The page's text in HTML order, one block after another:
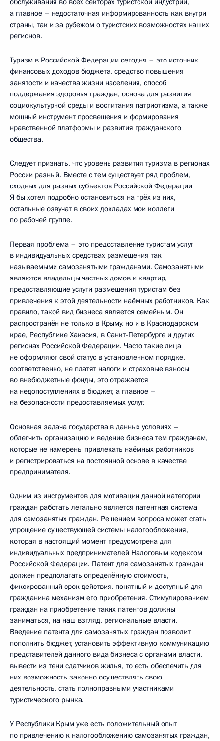
обслуживания во всех секторах туристской индустрии,
а главное – недостаточная информированность как внутри
страны, так и за рубежом о туристских возможностях наших
регионов.
Туризм в Российской Федерации сегодня – это источник
финансовых доходов бюджета, средство повышения
занятости и качества жизни населения, способ
поддержания здоровья граждан, основа для развития
социокультурной среды и воспитания патриотизма, а также
мощный инструмент просвещения и формирования
нравственной платформы и развития гражданского
общества.
Следует признать, что уровень развития туризма в регионах
России разный. Вместе с тем существует ряд проблем,
сходных для разных субъектов Российской Федерации.
Я бы хотел подробно остановиться на трёх из них,
остальные озвучат в своих докладах мои коллеги
по рабочей группе.
Первая проблема – это предоставление туристам услуг
в индивидуальных средствах размещения так
называемыми самозанятыми гражданами. Самозанятыми
являются владельцы частных домов и квартир,
предоставляющие услуги размещения туристам без
привлечения к этой деятельности наёмных работников. Как
правило, такой вид бизнеса является семейным. Он
распространён не только в Крыму, но и в Краснодарском
крае, Республике Хакасия, в Санкт-Петербурге и других
регионах Российской Федерации. Часто такие лица
не оформляют свой статус в установленном порядке,
соответственно, не платят налоги и страховые взносы
во внебюджетные фонды, это отражается
на недопоступлениях в бюджет, а главное –
на безопасности предоставляемых услуг.
Основная задача государства в данных условиях –
облегчить организацию и ведение бизнеса тем гражданам,
которые не намерены привлекать наёмных работников
и регистрироваться на постоянной основе в качестве
предпринимателя.
Одним из инструментов для мотивации данной категории
граждан работать легально является патентная система
для самозанятых граждан. Решением вопроса может стать
упрощение существующей системы налогообложения,
которая в настоящий момент предусмотрена для
индивидуальных предпринимателей Налоговым кодексом
Российской Федерации. Патент для самозанятых граждан
должен предполагать определённую стоимость,
фиксированный срок действия, понятный и доступный для
гражданина механизм его приобретения. Стимулированием
граждан на приобретение таких патентов должны
заниматься, на наш взгляд, региональные власти.
Введение патента для самозанятых граждан позволит
пополнить бюджет, установить эффективную коммуникацию
представителей данного вида бизнеса с органами власти,
вывести из тени сдатчиков жилья, то есть обеспечить для
них возможность законно осуществлять свою
деятельность, стать полноправными участниками
туристического рынка.
У Республики Крым уже есть положительный опыт
по привлечению к налогообложению самозанятых граждан,